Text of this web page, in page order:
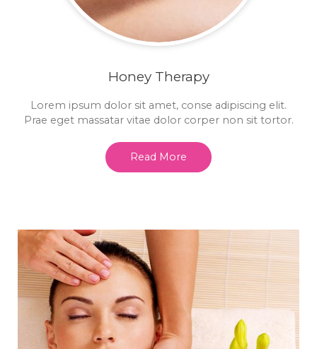
Honey Therapy
Lorem ipsum dolor sit amet, conse adipiscing elit.
Prae eget massatar vitae dolor corper non sit tortor.
Read More